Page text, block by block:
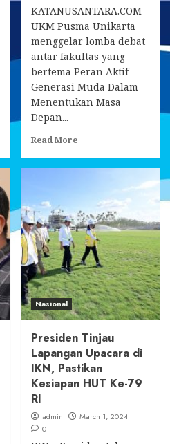
KATANUSANTARA.COM -
UKM Pusma Unikarta
menggelar lomba debat
antar fakultas yang
bertema Peran Aktif
Generasi Muda Dalam
Menentukan Masa
Depan...
Read MoreRead
Unikarta
Gelar
Lomba
Debat
Antar
Fakultas,
Ini
Juaranya
Nasional
Presiden Tinjau
Lapangan Upacara di
IKN, Pastikan
Kesiapan HUT Ke-79
RI
admin
March 1, 2024
0